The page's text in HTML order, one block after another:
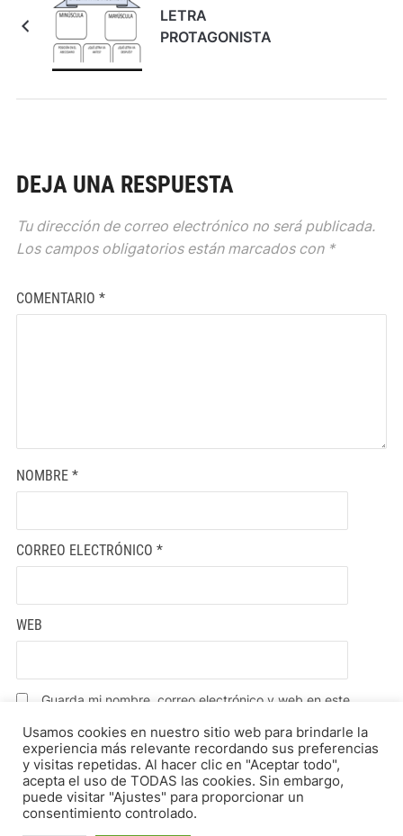
LETRA
PROTAGONISTA
DEJA UNA RESPUESTA
Tu dirección de correo electrónico no será publicada.
Los campos obligatorios están marcados con *
COMENTARIO *
NOMBRE *
CORREO ELECTRÓNICO *
WEB
Guarda mi nombre, correo electrónico y web en este
Usamos cookies en nuestro sitio web para brindarle la
experiencia más relevante recordando sus preferencias
y visitas repetidas. Al hacer clic en "Aceptar todo",
acepta el uso de TODAS las cookies. Sin embargo,
puede visitar "Ajustes" para proporcionar un
consentimiento controlado.